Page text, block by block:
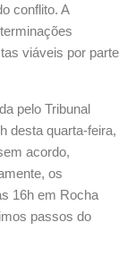
conflito. A
viáveis por parte
pelo Tribunal
desta quarta-feira,
acordo,
os
16h em Rocha
passos do